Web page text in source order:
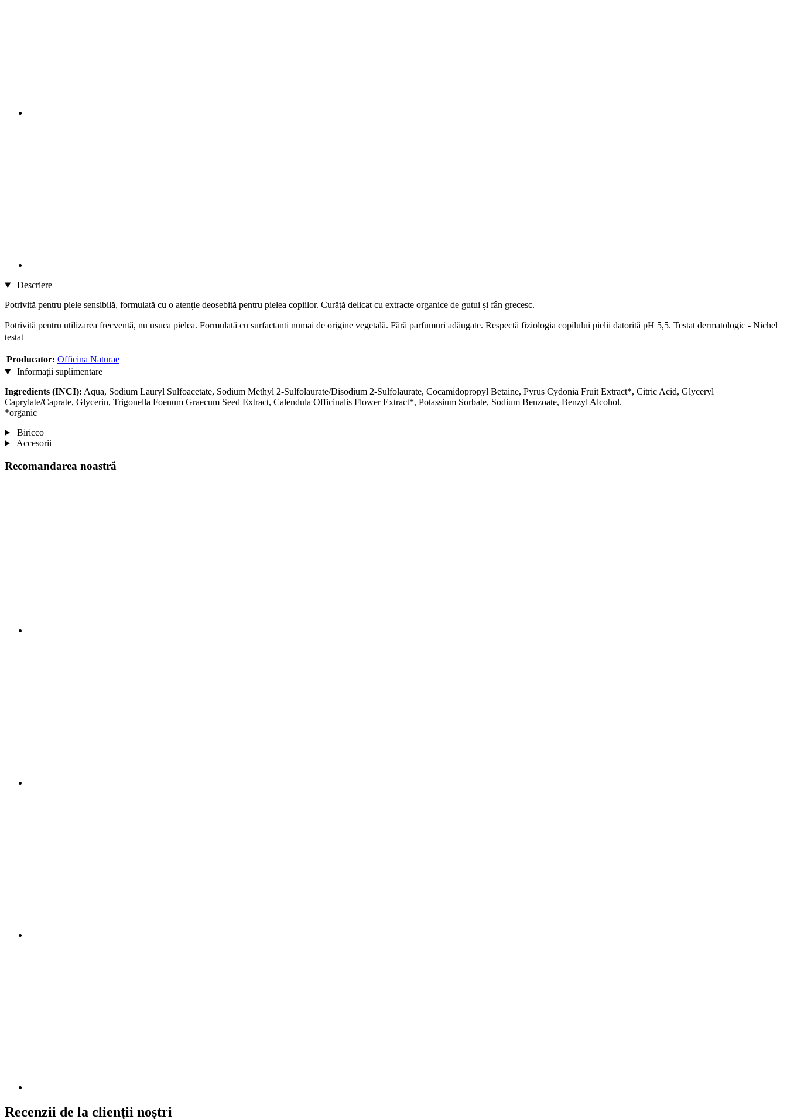
Descriere
Potrivită pentru piele sensibilă, formulată cu o atenție deosebită pentru pielea copiilor. Curăță delicat cu extracte organice de gutui și fân grecesc.
Potrivită pentru utilizarea frecventă, nu usuca pielea. Formulată cu surfactanti numai de origine vegetală. Fără parfumuri adăugate. Respectă fiziologia copilului pielii datorită pH 5,5. Testat dermatologic - Nichel
testat
Producator: Officina Naturae
Informații suplimentare
Ingredients (INCI): Aqua, Sodium Lauryl Sulfoacetate, Sodium Methyl 2-Sulfolaurate/Disodium 2-Sulfolaurate, Cocamidopropyl Betaine, Pyrus Cydonia Fruit Extract*, Citric Acid, Glyceryl
Caprylate/Caprate, Glycerin, Trigonella Foenum Graecum Seed Extract, Calendula Officinalis Flower Extract*, Potassium Sorbate, Sodium Benzoate, Benzyl Alcohol.
*organic
Biricco
Accesorii
Recomandarea noastră
Recenzii de la clienții noștri